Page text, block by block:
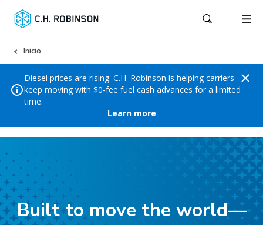
Inicio
Diesel prices are rising. C.H. Robinson is helping carriers
keep moving with $0‑fee fuel cash advances for a limited
time.
Learn more
Built to move the world—